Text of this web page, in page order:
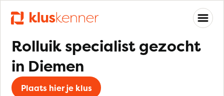
Rolluik specialist gezocht
in Diemen
Plaats hier je klus